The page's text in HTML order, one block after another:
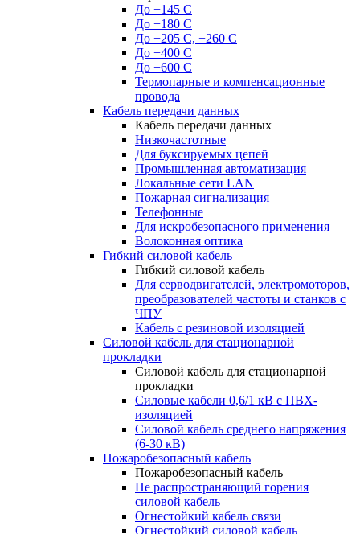
До +145 С
До +180 C
До +205 С, +260 С
До +400 C
До +600 С
Термопарные и компенсационные
провода
Кабель передачи данных
Кабель передачи данных
Низкочастотные
Для буксируемых цепей
Промышленная автоматизация
Локальные сети LAN
Пожарная сигнализация
Телефонные
Для искробезопасного применения
Волоконная оптика
Гибкий силовой кабель
Гибкий силовой кабель
Для серводвигателей, электромоторов,
преобразователей частоты и станков с
ЧПУ
Кабель с резиновой изоляцией
Силовой кабель для стационарной
прокладки
Силовой кабель для стационарной
прокладки
Силовые кабели 0,6/1 кВ с ПВХ-
изоляцией
Силовой кабель среднего напряжения
(6-30 кВ)
Пожаробезопасный кабель
Пожаробезопасный кабель
Не распространяющий горения
силовой кабель
Огнестойкий кабель связи
Огнестойкий силовой кабель